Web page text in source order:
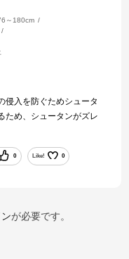
～180cm
侵入を防ぐためシュータ
ため、シュータンがズレ
0 Like! 0
が必要です。